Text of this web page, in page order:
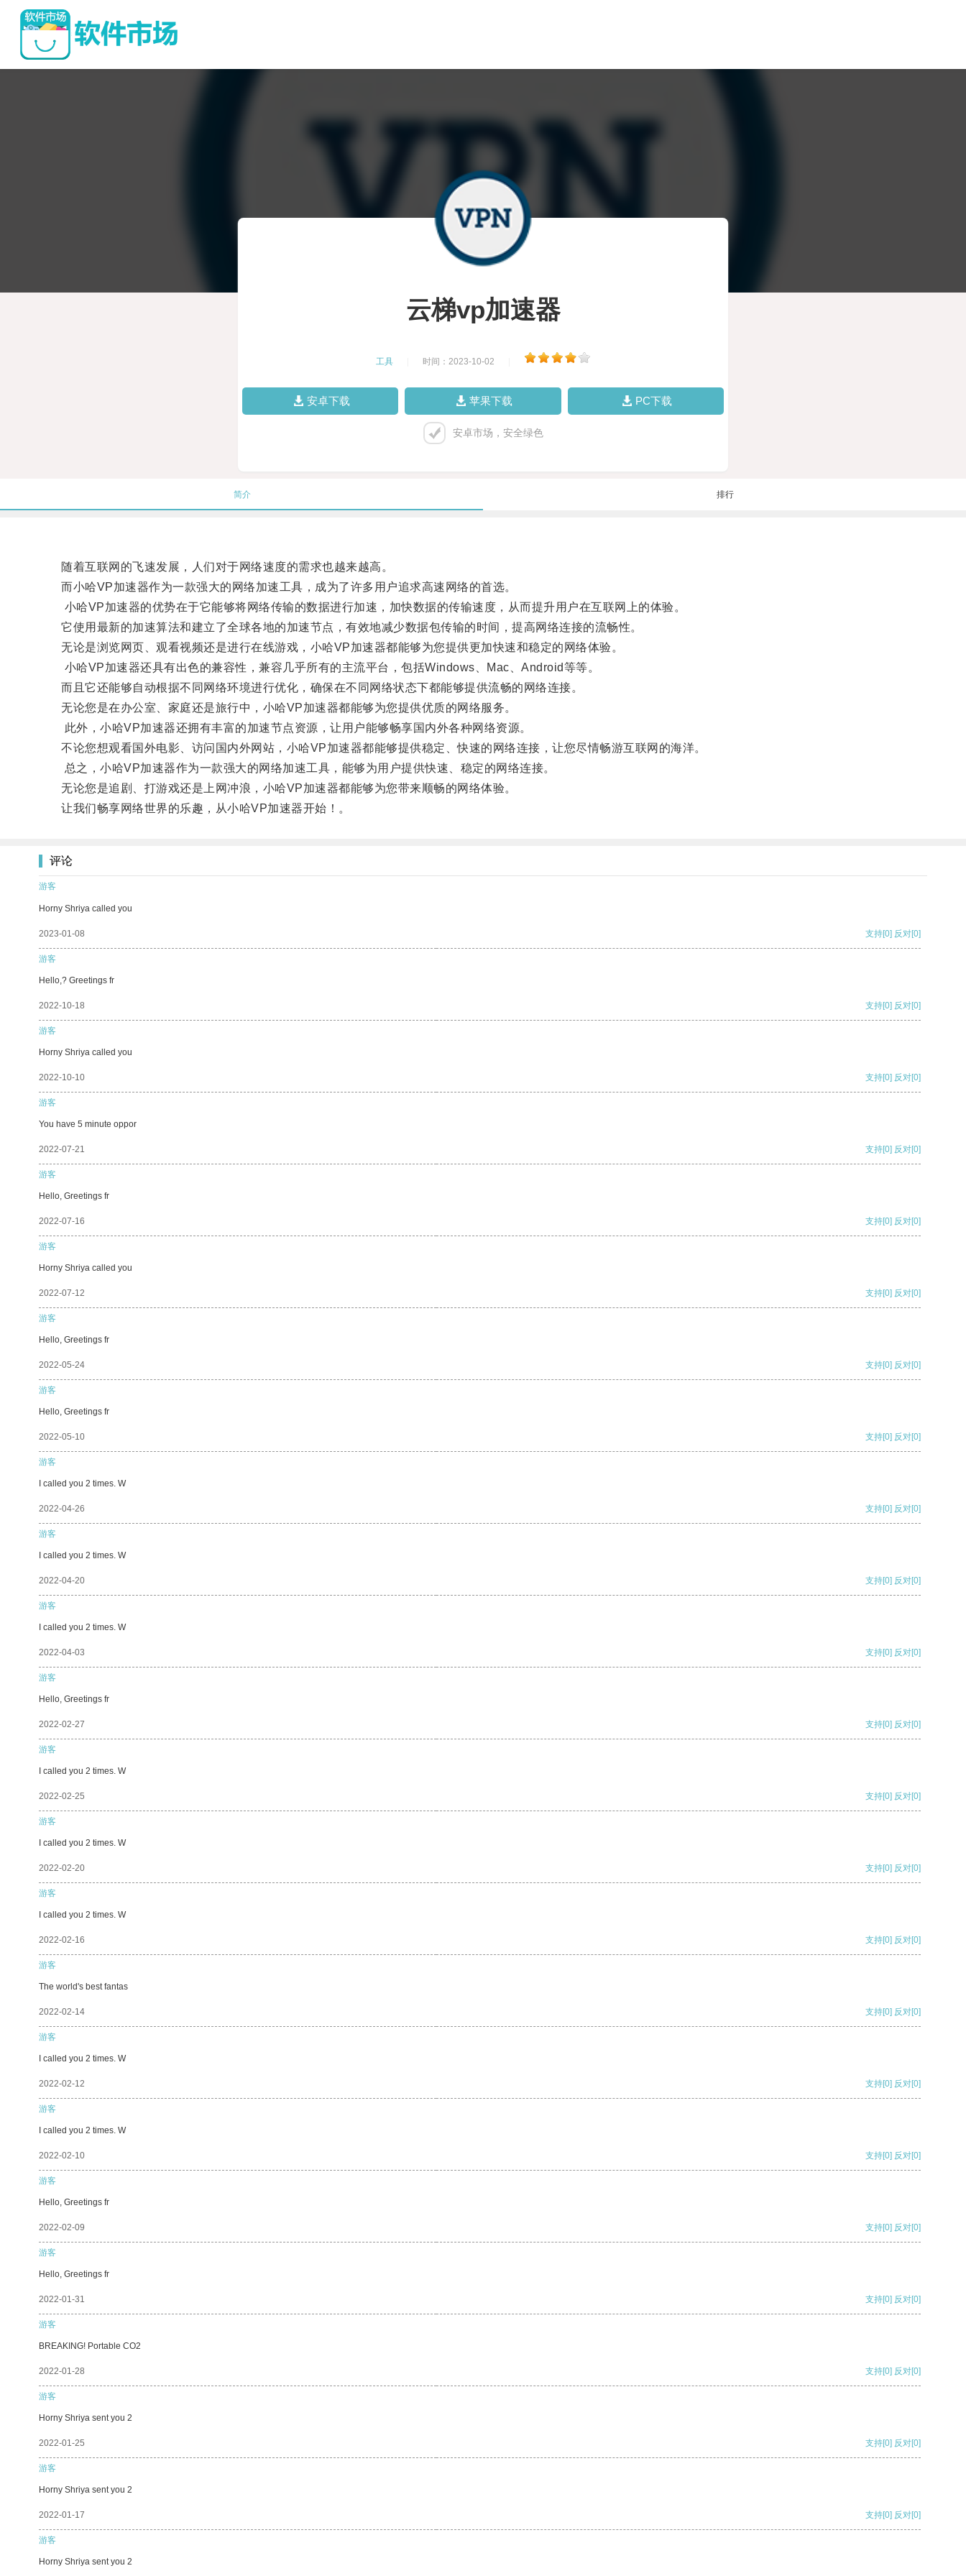
云梯vp加速器
工具 时间：2023-10-02
安卓下载 苹果下载 PC下载
安卓市场，安全绿色
简介 排行
随着互联网的飞速发展，人们对于网络速度的需求也越来越高。
而小哈VP加速器作为一款强大的网络加速工具，成为了许多用户追求高速网络的首选。
小哈VP加速器的优势在于它能够将网络传输的数据进行加速，加快数据的传输速度，从而提升用户在互联网上的体验。
它使用最新的加速算法和建立了全球各地的加速节点，有效地减少数据包传输的时间，提高网络连接的流畅性。
无论是浏览网页、观看视频还是进行在线游戏，小哈VP加速器都能够为您提供更加快速和稳定的网络体验。
小哈VP加速器还具有出色的兼容性，兼容几乎所有的主流平台，包括Windows、Mac、Android等等。
而且它还能够自动根据不同网络环境进行优化，确保在不同网络状态下都能够提供流畅的网络连接。
无论您是在办公室、家庭还是旅行中，小哈VP加速器都能够为您提供优质的网络服务。
此外，小哈VP加速器还拥有丰富的加速节点资源，让用户能够畅享国内外各种网络资源。
不论您想观看国外电影、访问国内外网站，小哈VP加速器都能够提供稳定、快速的网络连接，让您尽情畅游互联网的海洋。
总之，小哈VP加速器作为一款强大的网络加速工具，能够为用户提供快速、稳定的网络连接。
无论您是追剧、打游戏还是上网冲浪，小哈VP加速器都能够为您带来顺畅的网络体验。
让我们畅享网络世界的乐趣，从小哈VP加速器开始！。
评论
游客
Horny Shriya called you
2023-01-08 支持[0] 反对[0]
游客
Hello,? Greetings fr
2022-10-18 支持[0] 反对[0]
游客
Horny Shriya called you
2022-10-10 支持[0] 反对[0]
游客
You have 5 minute oppor
2022-07-21 支持[0] 反对[0]
游客
Hello, Greetings fr
2022-07-16 支持[0] 反对[0]
游客
Horny Shriya called you
2022-07-12 支持[0] 反对[0]
游客
Hello, Greetings fr
2022-05-24 支持[0] 反对[0]
游客
Hello, Greetings fr
2022-05-10 支持[0] 反对[0]
游客
I called you 2 times. W
2022-04-26 支持[0] 反对[0]
游客
I called you 2 times. W
2022-04-20 支持[0] 反对[0]
游客
I called you 2 times. W
2022-04-03 支持[0] 反对[0]
游客
Hello, Greetings fr
2022-02-27 支持[0] 反对[0]
游客
I called you 2 times. W
2022-02-25 支持[0] 反对[0]
游客
I called you 2 times. W
2022-02-20 支持[0] 反对[0]
游客
I called you 2 times. W
2022-02-16 支持[0] 反对[0]
游客
The world's best fantas
2022-02-14 支持[0] 反对[0]
游客
I called you 2 times. W
2022-02-12 支持[0] 反对[0]
游客
I called you 2 times. W
2022-02-10 支持[0] 反对[0]
游客
Hello, Greetings fr
2022-02-09 支持[0] 反对[0]
游客
Hello, Greetings fr
2022-01-31 支持[0] 反对[0]
游客
BREAKING! Portable CO2
2022-01-28 支持[0] 反对[0]
游客
Horny Shriya sent you 2
2022-01-25 支持[0] 反对[0]
游客
Horny Shriya sent you 2
2022-01-17 支持[0] 反对[0]
游客
Horny Shriya sent you 2